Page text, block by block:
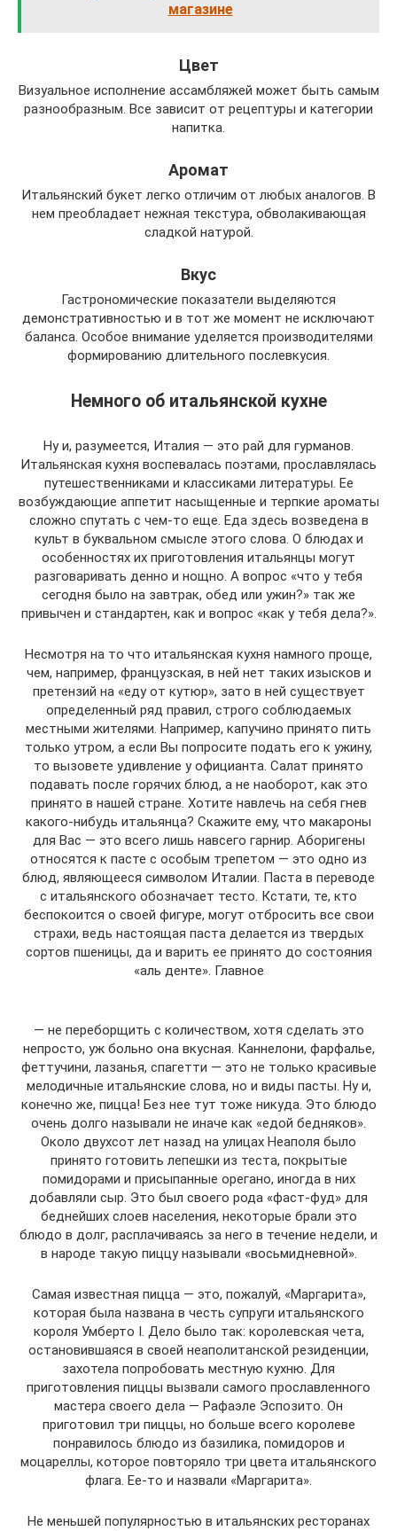
магазине
Цвет
Визуальное исполнение ассамбляжей может быть самым
разнообразным. Все зависит от рецептуры и категории
напитка.
Аромат
Итальянский букет легко отличим от любых аналогов. В
нем преобладает нежная текстура, обволакивающая
сладкой натурой.
Вкус
Гастрономические показатели выделяются
демонстративностью и в тот же момент не исключают
баланса. Особое внимание уделяется производителями
формированию длительного послевкусия.
Немного об итальянской кухне
Ну и, разумеется, Италия — это рай для гурманов.
Итальянская кухня воспевалась поэтами, прославлялась
путешественниками и классиками литературы. Ее
возбуждающие аппетит насыщенные и терпкие ароматы
сложно спутать с чем-то еще. Еда здесь возведена в
культ в буквальном смысле этого слова. О блюдах и
особенностях их приготовления итальянцы могут
разговаривать денно и нощно. А вопрос «что у тебя
сегодня было на завтрак, обед или ужин?» так же
привычен и стандартен, как и вопрос «как у тебя дела?».
Несмотря на то что итальянская кухня намного проще,
чем, например, французская, в ней нет таких изысков и
претензий на «еду от кутюр», зато в ней существует
определенный ряд правил, строго соблюдаемых
местными жителями. Например, капучино принято пить
только утром, а если Вы попросите подать его к ужину,
то вызовете удивление у официанта. Салат принято
подавать после горячих блюд, а не наоборот, как это
принято в нашей стране. Хотите навлечь на себя гнев
какого-нибудь итальянца? Скажите ему, что макароны
для Вас — это всего лишь навсего гарнир. Аборигены
относятся к пасте с особым трепетом — это одно из
блюд, являющееся символом Италии. Паста в переводе
с итальянского обозначает тесто. Кстати, те, кто
беспокоится о своей фигуре, могут отбросить все свои
страхи, ведь настоящая паста делается из твердых
сортов пшеницы, да и варить ее принято до состояния
«аль денте». Главное
— не переборщить с количеством, хотя сделать это
непросто, уж больно она вкусная. Каннелони, фарфалье,
феттучини, лазанья, спагетти — это не только красивые
мелодичные итальянские слова, но и виды пасты. Ну и,
конечно же, пицца! Без нее тут тоже никуда. Это блюдо
очень долго называли не иначе как «едой бедняков».
Около двухсот лет назад на улицах Неаполя было
принято готовить лепешки из теста, покрытые
помидорами и присыпанные орегано, иногда в них
добавляли сыр. Это был своего рода «фаст-фуд» для
беднейших слоев населения, некоторые брали это
блюдо в долг, расплачиваясь за него в течение недели, и
в народе такую пиццу называли «восьмидневной».
Самая известная пицца — это, пожалуй, «Маргарита»,
которая была названа в честь супруги итальянского
короля Умберто I. Дело было так: королевская чета,
остановившаяся в своей неаполитанской резиденции,
захотела попробовать местную кухню. Для
приготовления пиццы вызвали самого прославленного
мастера своего дела — Рафаэле Эспозито. Он
приготовил три пиццы, но больше всего королеве
понравилось блюдо из базилика, помидоров и
моцареллы, которое повторяло три цвета итальянского
флага. Ее-то и назвали «Маргарита».
Не меньшей популярностью в итальянских ресторанах